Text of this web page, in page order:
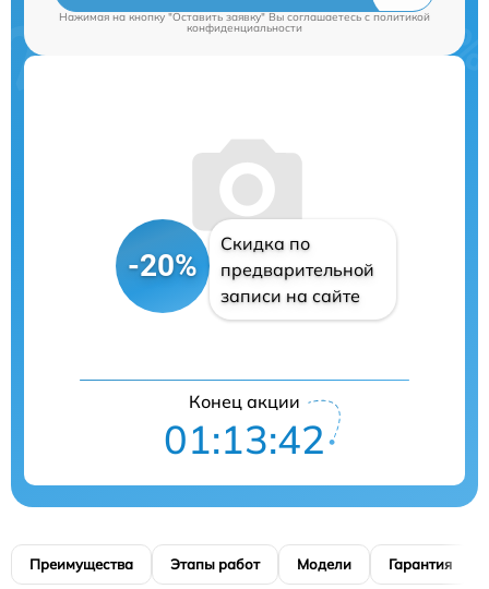
Нажимая на кнопку "Оставить заявку" Вы соглашаетесь cполитикой
конфиденциальности
-20%
Скидка по
предварительной
записи на сайте
Конец акции
01:13:41
Преимущества Этапы работ Модели Гарантия